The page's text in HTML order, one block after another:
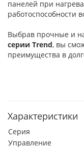
панелей при
работоспособности
Выбрав прочные и
серии Trend, вы
преимущества в
Характеристики
Серия
Управление